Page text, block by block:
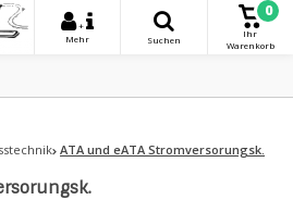
+
Mehr
Suchen
0
Ihr
Warenkorb
ATA und eATA Stromversorungsk.